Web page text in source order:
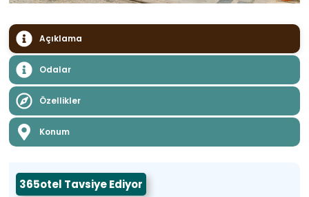
Açıklama
Odalar
Özellikler
Konum
365otel Tavsiye Ediyor